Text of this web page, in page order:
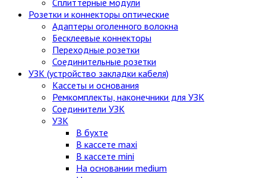
Сплиттерные модули
Розетки и коннекторы оптические
Адаптеры оголенного волокна
Бесклеевые коннекторы
Переходные розетки
Соединительные розетки
УЗК (устройство закладки кабеля)
Кассеты и основания
Ремкомплекты, наконечники для УЗК
Соединители УЗК
УЗК
В бухте
В кассете maxi
В кассете mini
На основании medium